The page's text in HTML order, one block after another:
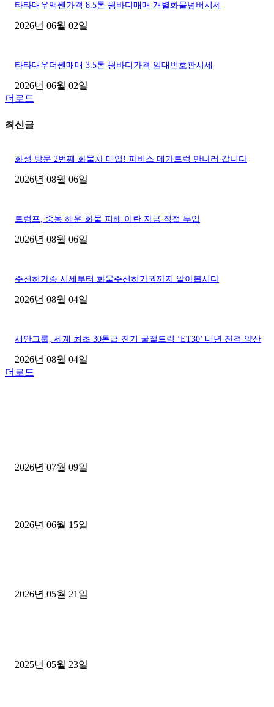
타타대우맥쎈가격 8.5톤 윙바디매매 개별화물넘버시세
2026년 06월 02일
타타대우더쎈매매 3.5톤 윙바디가격 임대번호판시세
2026년 06월 02일
더로드
최신글
화성 방문 2번째 화물차 매입! 파비스 메가트럭 만나러 갑니다
2026년 08월 06일
트럼프, 중동 해운·화물 피해 이란 자금 직접 투입
2026년 08월 06일
주선허가증 시세부터 화물주선허가권까지 알아봅시다
2026년 08월 04일
새안그룹, 세계 최초 30톤급 전기 굴절트럭 ‘ET30’ 내년 전격 양산
2026년 08월 04일
더로드
2026년 07월 09일
2026년 06월 15일
2026년 05월 21일
2025년 05월 23일